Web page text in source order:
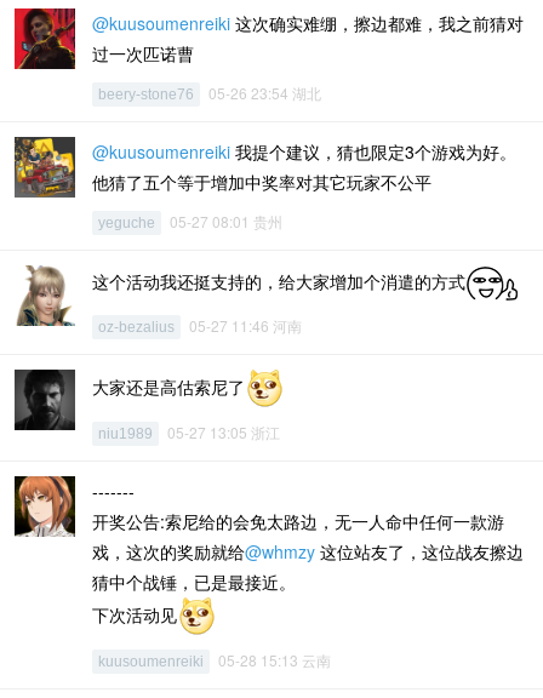
@kuusoumenreiki 这次确实难绷，擦边都难，我之前猜对
过一次匹诺曹
beery-stone76 05-26 23:54 湖北
@kuusoumenreiki 我提个建议，猜也限定3个游戏为好。
他猜了五个等于增加中奖率对其它玩家不公平
yeguche 05-27 08:01 贵州
这个活动我还挺支持的，给大家增加个消遣的方式
oz-bezalius 05-27 11:46 河南
大家还是高估索尼了
niu1989 05-27 13:05 浙江
-------
开奖公告:索尼给的会免太路边，无一人命中任何一款游
戏，这次的奖励就给@whmzy 这位站友了，这位战友擦边
猜中个战锤，已是最接近。
下次活动见
kuusoumenreiki 05-28 15:13 云南